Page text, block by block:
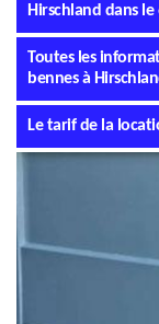
Hirschland dans le
Toutes les
bennes à
Le tarif de la